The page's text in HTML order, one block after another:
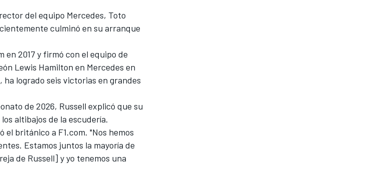
del equipo Mercedes, Toto
culminó en su arranque
en 2017 y firmó con el equipo de
Lewis Hamilton en Mercedes en
ha logrado seis victorias en grandes
de 2026, Russell explicó que su
altibajos de la escudería.
el británico a F1.com. "Nos hemos
Estamos juntos la mayoría de
de Russell] y yo tenemos una